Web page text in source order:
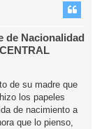
de Nacionalidad
de su madre que
los papeles
de nacimiento a
que lo pienso,